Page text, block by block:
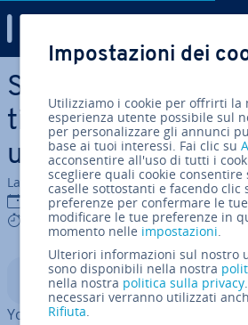
Vai al contenuto prin­ci­pa­le
Sponsor su
tiz­za­re il supporto
un pulsante
La redazione di IONOS
13 ago 2019
8 mins
Indice
YouTube è senza paragoni il
sito
Impostazioni dei
Utilizziamo i cookie per offrirti la
esperienza utente possibile sul
per personalizzare gli annunci
base ai tuoi interessi. Fai clic su
acconsentire all'uso di tutti i
scegliere quali cookie consentire
caselle sottostanti e facendo clic
preferenze per confermare le
modificare le tue preferenze in
momento nelle impostazioni.
Ulteriori informazioni sul nostro
sono disponibili nella nostra
nella nostra politica sulla privacy
necessari verranno utilizzati
Rifiuta.